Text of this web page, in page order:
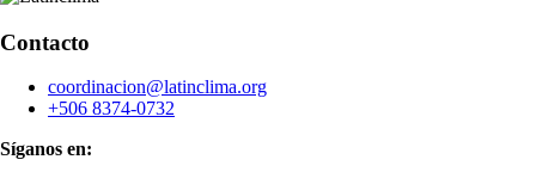
Contacto
coordinacion@latinclima.org
+506 8374-0732
Síganos en: